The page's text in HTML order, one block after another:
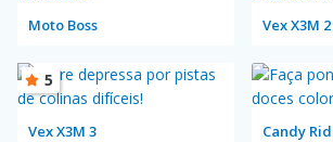
Moto Boss Vex X3M 2
Vex X3M 3
5
Candy